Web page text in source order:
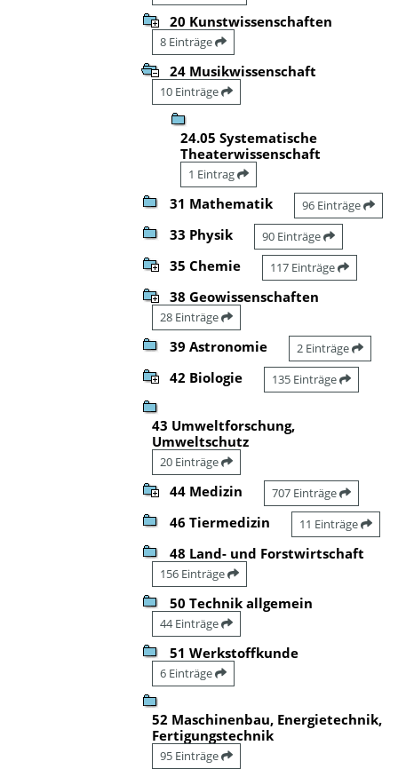
20 Kunstwissenschaften
8 Einträge
24 Musikwissenschaft
10 Einträge
24.05 Systematische
Theaterwissenschaft
1 Eintrag
31 Mathematik 96 Einträge
33 Physik 90 Einträge
35 Chemie 117 Einträge
38 Geowissenschaften
28 Einträge
39 Astronomie 2 Einträge
42 Biologie 135 Einträge
43 Umweltforschung,
Umweltschutz
20 Einträge
44 Medizin 707 Einträge
46 Tiermedizin 11 Einträge
48 Land- und Forstwirtschaft
156 Einträge
50 Technik allgemein
44 Einträge
51 Werkstoffkunde
6 Einträge
52 Maschinenbau, Energietechnik,
Fertigungstechnik
95 Einträge